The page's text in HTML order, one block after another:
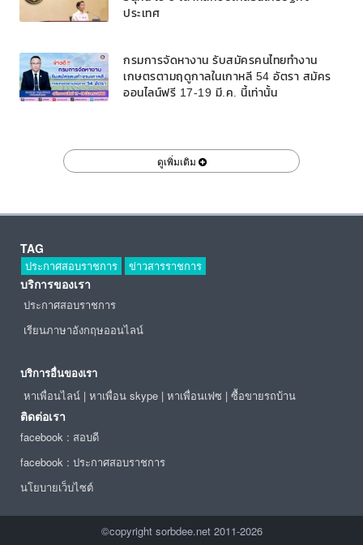
ประเทศ
กรมการจัดหางาน รับสมัครคนไทยทำงาน
เกษตรตามฤดูกาลในเกาหลี 54 อัตรา สมัคร
ออนไลน์ฟรี 17-19 มี.ค. นี้เท่านั้น
ดูเพิ่มเติม
TAG
ประกาศสอบราชการ ข่าวสารราชการ
บริการของเรา
ประกาศสอบราชการ
เรียนภาษาอังกฤษออนไลน์
บริการอื่นของเรา
หาเพื่อนไลน์ | หาเพื่อน skype | หาเพื่อนเฟซ | ซื้อขายรถบ้าน
ติดต่อเรา
facebook : สอบดี
facebook : ประกาศสอบราชการ
นโยบายเว็บไซต์
©copyright sorbdee.net 2011-2026